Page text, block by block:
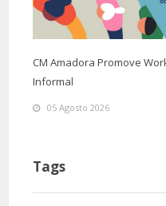
CM Amadora Promove
Informal
05 Agosto 2026
Tags